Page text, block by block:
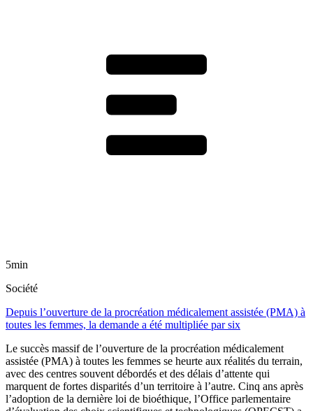
5min
Société
Depuis l’ouverture de la procréation médicalement assistée (PMA) à
toutes les femmes, la demande a été multipliée par six
Le succès massif de l’ouverture de la procréation médicalement
assistée (PMA) à toutes les femmes se heurte aux réalités du terrain,
avec des centres souvent débordés et des délais d’attente qui
marquent de fortes disparités d’un territoire à l’autre. Cinq ans après
l’adoption de la dernière loi de bioéthique, l’Office parlementaire